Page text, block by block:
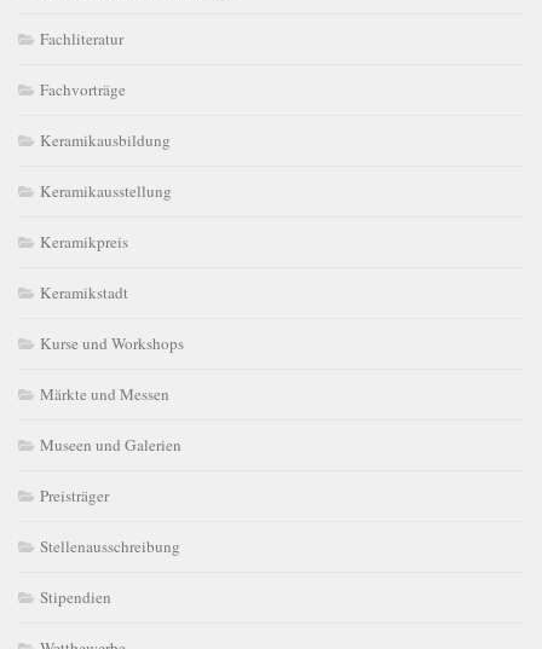
Fachliteratur
Fachvorträge
Keramikausbildung
Keramikausstellung
Keramikpreis
Keramikstadt
Kurse und Workshops
Märkte und Messen
Museen und Galerien
Preisträger
Stellenausschreibung
Stipendien